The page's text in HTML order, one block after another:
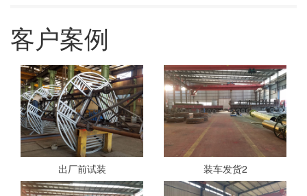
客户案例
出厂前试装 装车发货2